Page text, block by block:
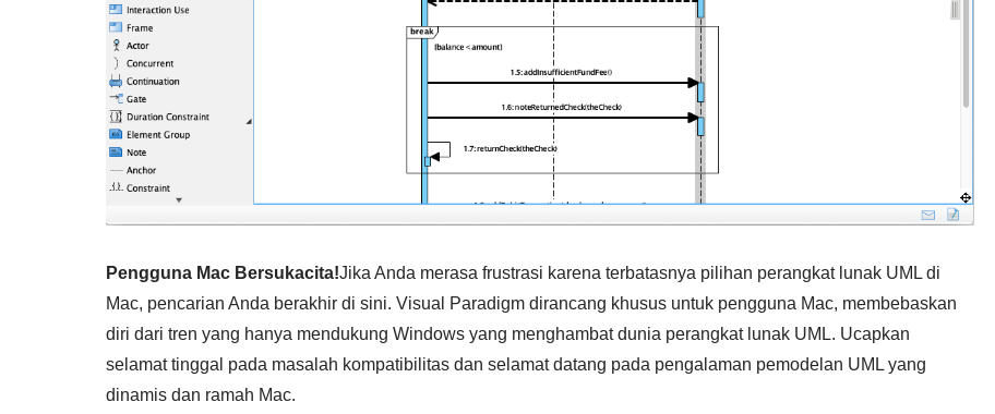
Pengguna Mac Bersukacita!Jika Anda merasa frustrasi karena terbatasnya pilihan perangkat lunak UML di
Mac, pencarian Anda berakhir di sini. Visual Paradigm dirancang khusus untuk pengguna Mac, membebaskan
diri dari tren yang hanya mendukung Windows yang menghambat dunia perangkat lunak UML. Ucapkan
selamat tinggal pada masalah kompatibilitas dan selamat datang pada pengalaman pemodelan UML yang
dinamis dan ramah Mac.